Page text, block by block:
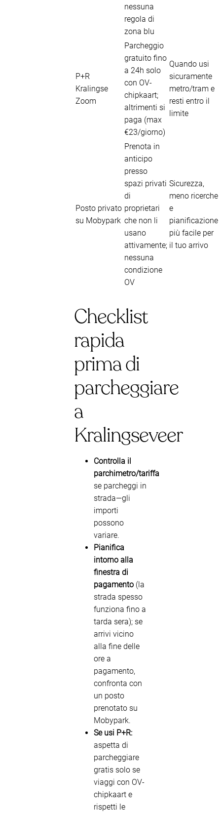
nessuna
regola di
zona blu
P+R
Kralingse
Zoom
Parcheggio
gratuito fino
a 24h solo
con OV-
chipkaart;
altrimenti si
paga (max
€23/giorno)
Quando usi
sicuramente
metro/tram e
resti entro il
limite
Posto privato
su Mobypark
Prenota in
anticipo
presso
spazi privati
di
proprietari
che non li
usano
attivamente;
nessuna
condizione
OV
Sicurezza,
meno ricerche
e
pianificazione
più facile per
il tuo arrivo
Checklist
rapida
prima di
parcheggiare
a
Kralingseveer
Controlla il
parchimetro/tariffa
se parcheggi in
strada—gli
importi
possono
variare.
Pianifica
intorno alla
finestra di
pagamento (la
strada spesso
funziona fino a
tarda sera); se
arrivi vicino
alla fine delle
ore a
pagamento,
confronta con
un posto
prenotato su
Mobypark.
Se usi P+R:
aspetta di
parcheggiare
gratis solo se
viaggi con OV-
chipkaart e
rispetti le